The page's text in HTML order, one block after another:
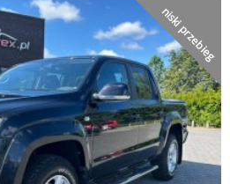
niski przebieg